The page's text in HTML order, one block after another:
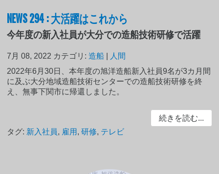
NEWS 294 : 大活躍はこれから
今年度の新入社員が大分での造船技術研修で活躍
7月 08, 2022 カテゴリ:造船
人間
2022年6月30日、本年度の旭洋造船新入社員9名が3カ月間
に及ぶ大分地域造船技術センターでの造船技術研修を終
え、無事下関市に帰還しました。
続きを読む...
タグ: 新入社員, 雇用 ,研修, テレビ